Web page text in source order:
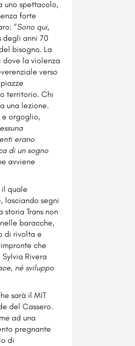
uno spettacolo,
forte
“Sono qui,
degli anni 70
bisogno. La
dove la violenza
verso
territorio. Chi
una lezione.
e orgoglio,
erano
di un sogno
avviene
il quale
lasciando segni
Trans non
baracche,
di rivolta e
che
Rivera
né sviluppo
sarà il MIT
del Cassero.
ad una
pregnante
di